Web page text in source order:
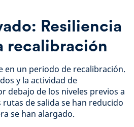
Resiliencia
recalibración
en un periodo de recalibración.
y la actividad de
debajo de los niveles previos a
de salida se han reducido
se han alargado.